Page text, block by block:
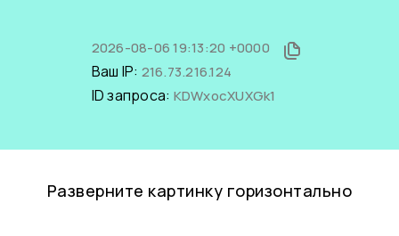
2026-08-06 19:13:20 +0000
Ваш IP: 216.73.216.124
ID запроса: KDWxocXUXGk1
Разверните картинку горизонтально